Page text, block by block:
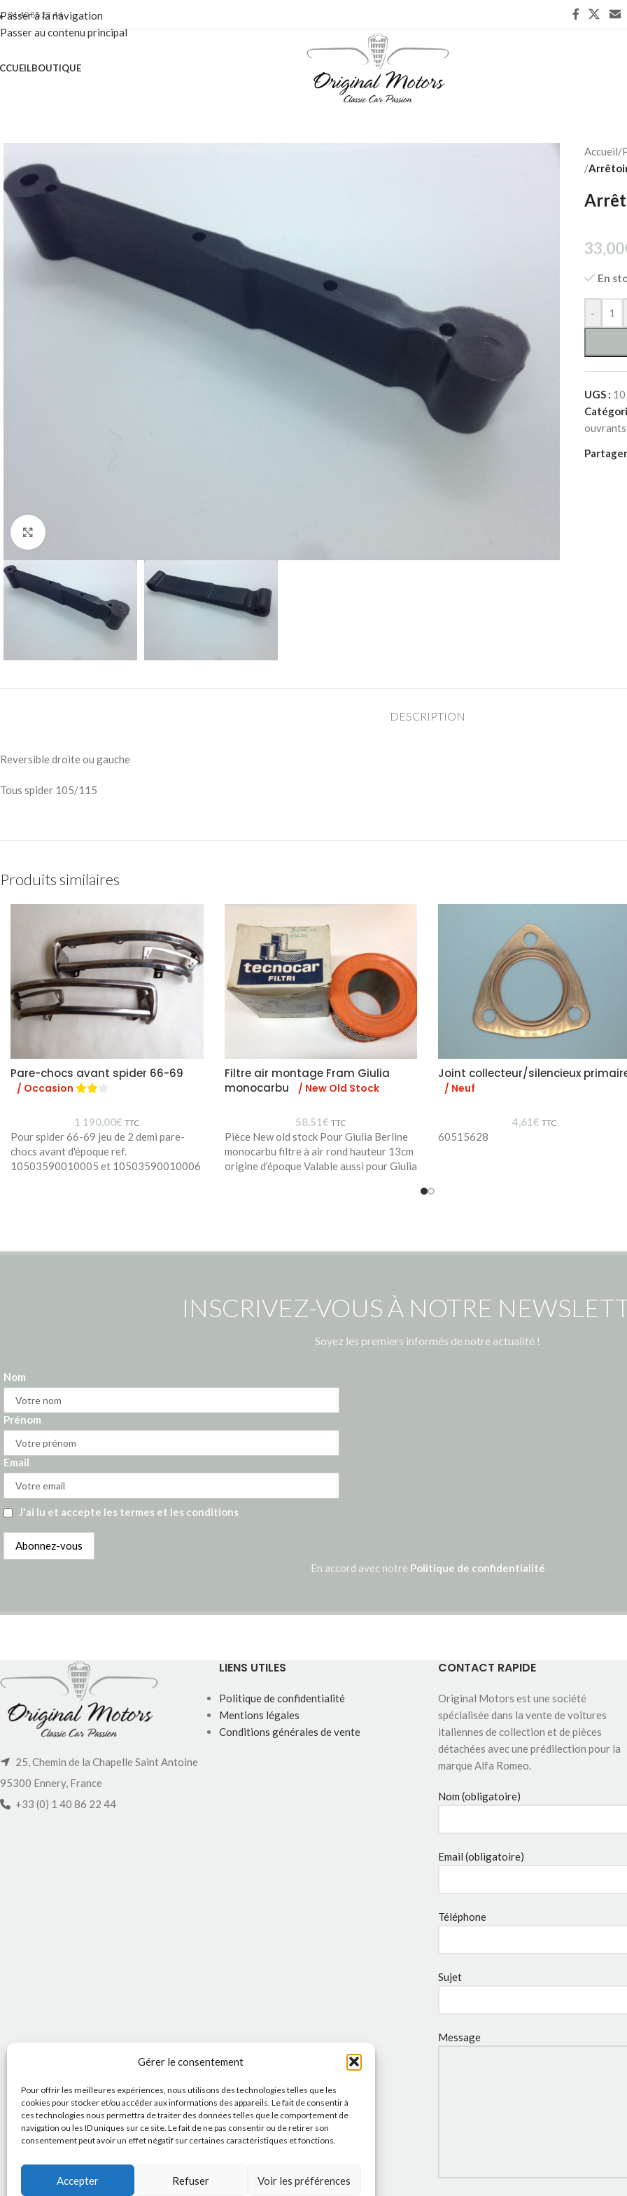
Gérer le consentement
Pour offrir les meilleures expériences, nous utilisons des technologies telles que les
cookies pour stocker et/ou accéder aux informations des appareils. Le fait de consentir à
ces technologies nous permettra de traiter des données telles que le comportement de
navigation ou les ID uniques sur ce site. Le fait de ne pas consentir ou de retirer son
consentement peut avoir un effet négatif sur certaines caractéristiques et fonctions.
Accepter Refuser Voir les préférences
Passer à la navigation
Passer au contenu principal
01 40 86 22 44
BOUTIQUE
Accueil/
/
33,00
En
-
UGS :
ouvrants
DESCRIPTION
Reversible droite ou gauche
Tous spider 105/115
Produits similaires
Pare-chocs avant spider 66-69
/ Occasion
1 190,00€ TTC
Pour spider 66-69 jeu de 2 demi pare-
chocs avant d'époque ref.
10503590010005 et 10503590010006
Filtre air montage Fram Giulia
monocarbu
/ New Old Stock
58,51€ TTC
Pièce New old stock Pour Giulia Berline
monocarbu filtre à air rond hauteur 13cm
origine d’époque Valable aussi pour Giulia
Joint collecteur/silencieux
/ Neuf
4,61€ TTC
60515628
INSCRIVEZ-VOUS À NOTRE
Soyez les premiers informés de notre actualité !
Nom
Prénom
Email
J'ai lu et accepte les termes et les conditions
En accord avec notre Politique de confidentialité
25, Chemin de la Chapelle Saint Antoine
95300 Ennery, France
+33 (0) 1 40 86 22 44
LIENS UTILES
Politique de confidentialité
Mentions légales
Conditions générales de vente
CONTACT RAPIDE
Original Motors est une société
spécialisée dans la vente de voitures
italiennes de collection et de pièces
détachées avec une prédilection pour la
marque Alfa Romeo.
Nom (obligatoire)
Email (obligatoire)
Téléphone
Sujet
Message